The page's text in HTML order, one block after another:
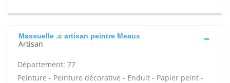
Massuelle .c artisan peintre Meaux
Artisan
Département: 77
Peinture - Peinture décorative - Enduit - Papier peint -